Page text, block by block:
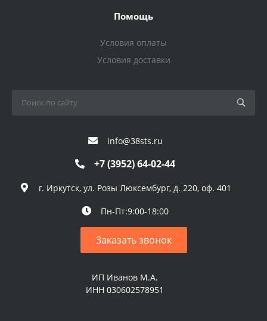
Помощь
Условия оплаты
Условия доставки
info@38sts.ru
+7 (3952) 64-02-44
г. Иркутск, ул. Розы Люксембург, д. 220, оф. 401
Пн-Пт:9:00-18:00
Заказать звонок
ИП Иванов М.А.
ИНН 030602578951